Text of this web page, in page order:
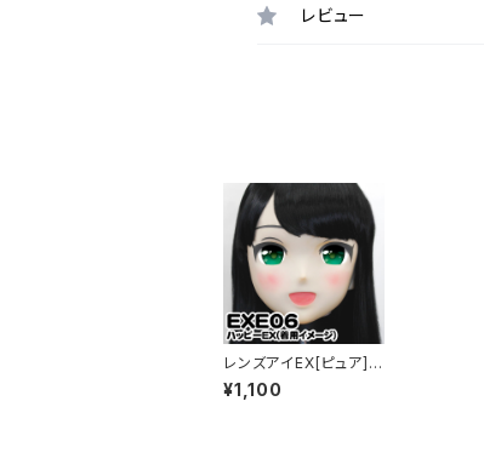
レビュー
レンズアイEX[ピュア]グ
リーン Lens Eye EX
[PUR] green
¥1,100